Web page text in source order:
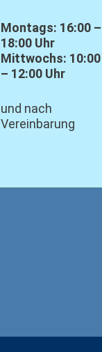
Montags: 16:00 –
18:00 Uhr
Mittwochs: 10:00
– 12:00 Uhr
und nach
Vereinbarung